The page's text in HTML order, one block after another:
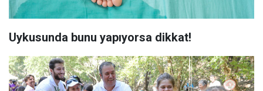
Uykusunda bunu yapıyorsa dikkat!